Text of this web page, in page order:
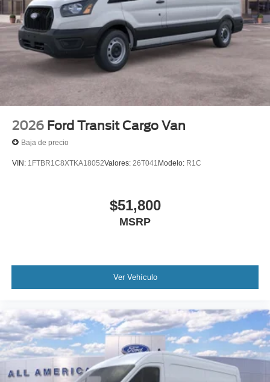
2026 Ford Transit Cargo Van
Baja de precio
VIN: 1FTBR1C8XTKA18052Valores: 26T041 Modelo: R1C
$51,800
MSRP
Ver Vehículo